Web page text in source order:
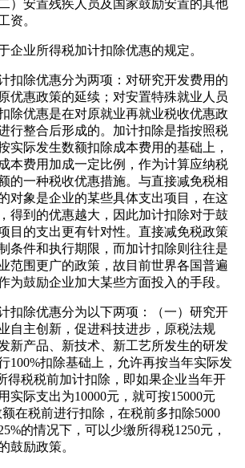
）安置残疾人员及国家鼓励安置的其他
资。
业所得税加计扣除优惠的规定。
除优惠分为两项：对研究开发费用的
优惠政策的延续；对安置特殊就业人员
除优惠是在对原就业再就业税收优惠政
行整合后形成的。加计扣除是指按照税
实际发生数额扣除成本费用的基础上，
本费用加成一定比例，作为计算应纳税
的一种税收优惠措施。与直接减免税相
对象是企业的某些具体支出项目，在这
得到的优惠越大，因此加计扣除对于鼓
目的支出更有针对性。直接减免税政策
条件和执行期限，而加计扣除则往往是
范围更广的政策，故目前世界各国普遍
为鼓励企业加大某些方面投入的手段。
除优惠分为以下两项：（一）研究开
自主创新，促进科技进步，原税法规
新产品、新技术、新工艺所发生的研发
100%扣除基础上，允许再按当年实际发
得税税前加计扣除，即如果企业当年开
实际支出为10000元，就可按15000元
额在税前进行扣除，在税前多扣除5000
的情况下，可以少缴所得税1250元，
鼓励政策。